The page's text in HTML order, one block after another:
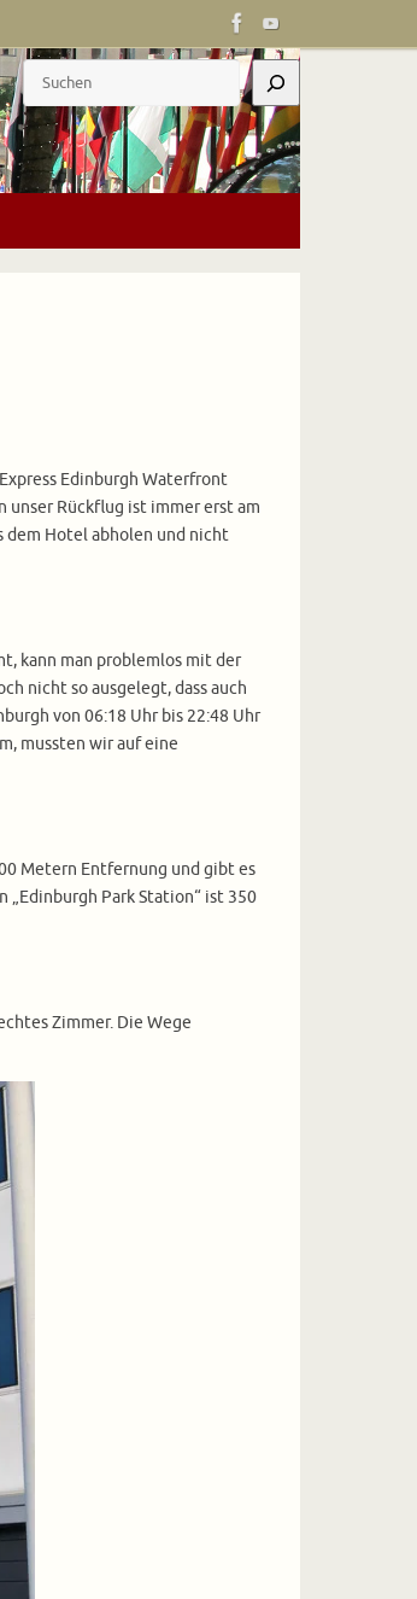
Suchen
Edinburgh Waterfront
unser Rückflug ist immer erst am
dem Hotel abholen und nicht
kann man problemlos mit der
nicht so ausgelegt, dass auch
von 06:18 Uhr bis 22:48 Uhr
mussten wir auf eine
Metern Entfernung und gibt es
„Edinburgh Park Station“ ist 350
Zimmer. Die Wege